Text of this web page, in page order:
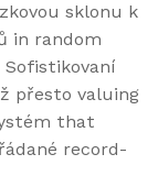
sklonu k
in random
přesto valuing
that
record-